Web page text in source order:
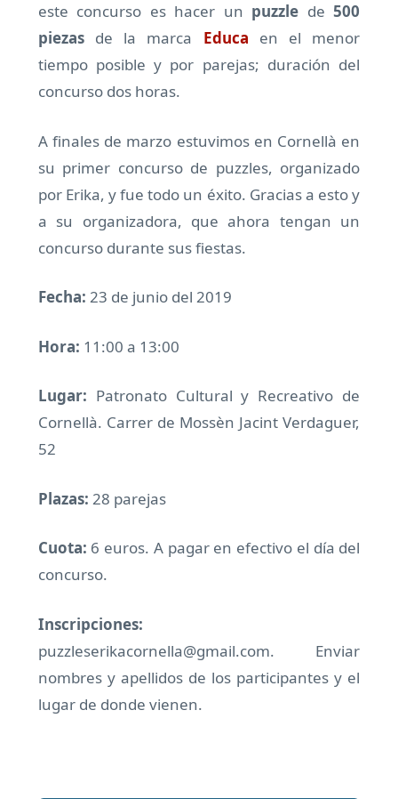
este concurso es hacer un puzzle de500
piezasde la marca Educa en el menor
tiempo posible y por parejas; duración del
concurso dos horas.
A finales de marzo estuvimos en Cornellà en
su primer concurso de puzzles, organizado
por Erika, y fue todo un éxito. Gracias a esto y
a su organizadora, que ahora tengan un
concurso durante sus fiestas.
Fecha: 23 de junio del 2019
Hora: 11:00 a 13:00
Lugar: Patronato Cultural y Recreativo de
Cornellà. Carrer de Mossèn Jacint Verdaguer,
52
Plazas: 28 parejas
Cuota: 6 euros. A pagar en efectivo el día del
concurso.
Inscripciones:
puzzleserikacornella@gmail.com. Enviar
nombres y apellidos de los participantes y el
lugar de donde vienen.